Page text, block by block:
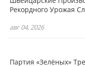
Рекордного Урожая
авг 04, 2026
Партия «зелёных»